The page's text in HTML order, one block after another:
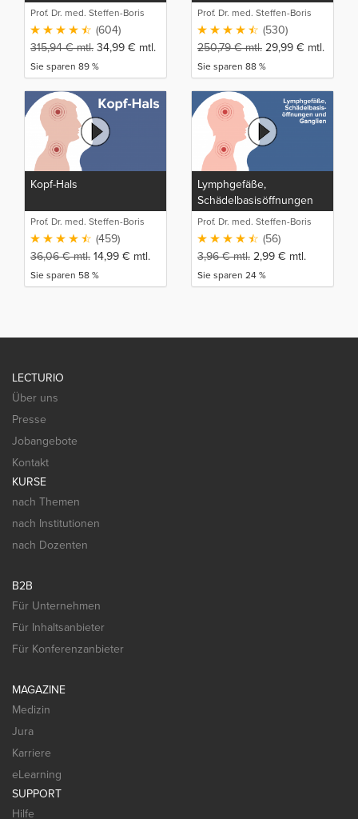
Prof. Dr. med. Steffen-Boris
Wirth (1)
(604)
315,94€mtl. 34,99 € mtl.
Sie sparen 89 %
medizinische
Auszubildende
Prof. Dr. med. Steffen-Boris
Wirth (1)
(530)
250,79€mtl. 29,99 € mtl.
Sie sparen 88 %
Kopf-Hals
Prof. Dr. med. Steffen-Boris
Wirth (1)
(459)
36,06€mtl. 14,99 € mtl.
Sie sparen 58 %
Lymphgefäße,
Schädelbasisöffnungen
und Ganglien
Prof. Dr. med. Steffen-Boris
Wirth (1)
(56)
3,96€mtl. 2,99 € mtl.
Sie sparen 24 %
LECTURIO
Über uns
Presse
Jobangebote
Kontakt
KURSE
nach Themen
nach Institutionen
nach Dozenten
B2B
Für Unternehmen
Für Inhaltsanbieter
Für Konferenzanbieter
MAGAZINE
Medizin
Jura
Karriere
eLearning
SUPPORT
Hilfe